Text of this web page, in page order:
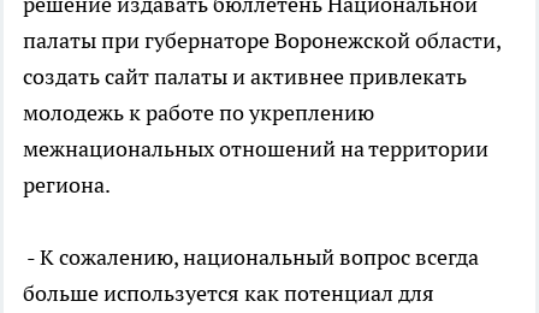
палаты при губернаторе Воронежской области,
создать сайт палаты и активнее привлекать
молодежь к работе по укреплению
межнациональных отношений на территории
региона.
- К сожалению, национальный вопрос всегда
больше используется как потенциал для